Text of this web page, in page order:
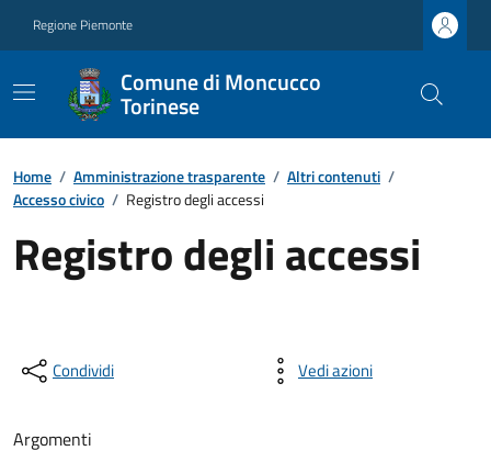
Regione Piemonte
Comune di Moncucco
Torinese
Home / Amministrazione trasparente / Altri contenuti /
Accesso civico / Registro degli accessi
Registro degli accessi
Condividi Vedi azioni
Argomenti